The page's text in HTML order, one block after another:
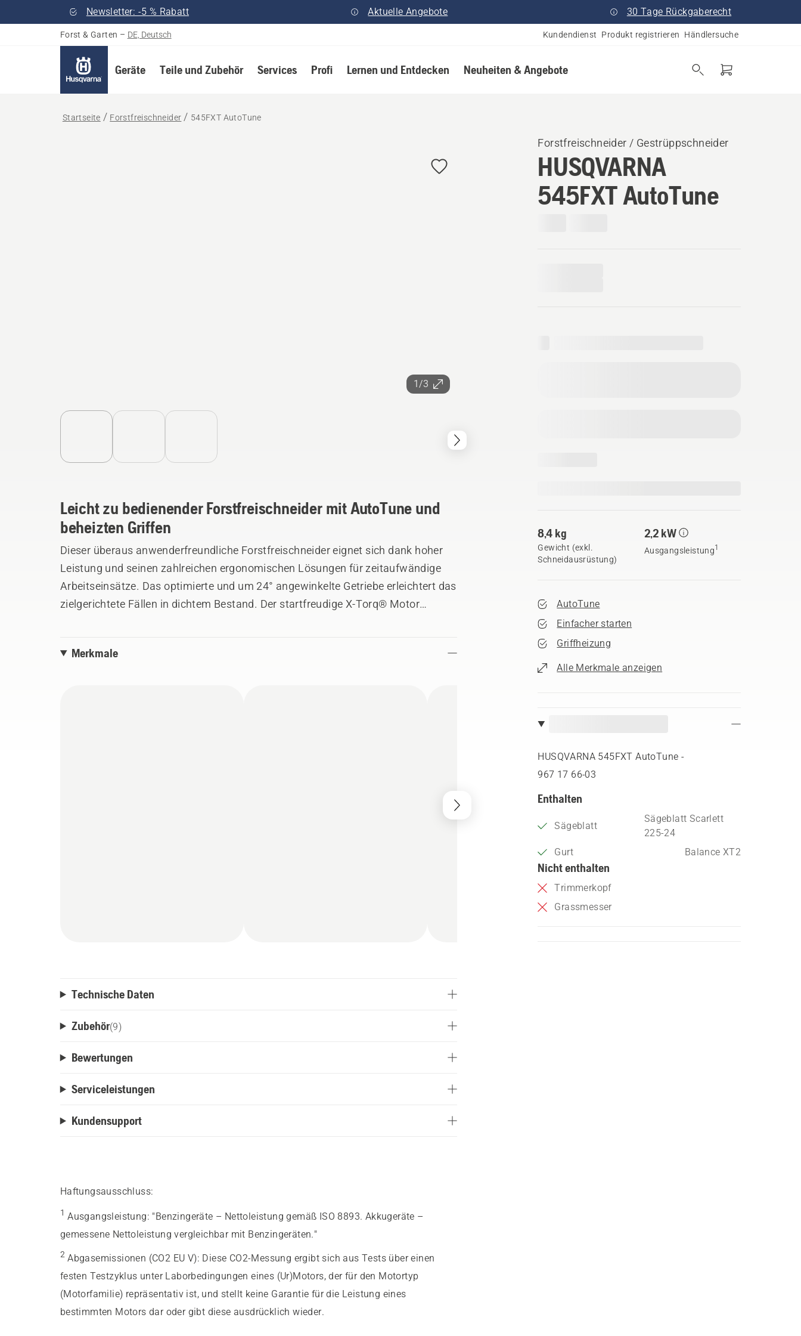
Newsletter: -5 % Rabatt Aktuelle Angebote 30 Tage Rückgaberecht
Forst & Garten – DE, Deutsch Kundendienst Produkt registrieren Händlersuche
Geräte Teile und Zubehör Services Profi Lernen und Entdecken Neuheiten & Angebote
Startseite Forstfreischneider 545FXT AutoTune
1/3
Forstfreischneider / Gestrüppschneider
HUSQVARNA
545FXT AutoTune
8,4 kg
Gewicht (exkl.
Schneidausrüstung)
2,2 kW
Ausgangsleistung1
AutoTune
Einfacher starten
Griffheizung
Alle Merkmale anzeigen
HUSQVARNA 545FXT AutoTune -
967 17 66‑03
Enthalten
Sägeblatt
Sägeblatt Scarlett
225-24
Gurt
Balance XT2
Nicht enthalten
Trimmerkopf
Grassmesser
Leicht zu bedienender Forstfreischneider mit AutoTune und
beheizten Griffen
Dieser überaus anwenderfreundliche Forstfreischneider eignet sich dank hoher
Leistung und seinen zahlreichen ergonomischen Lösungen für zeitaufwändige
Arbeitseinsätze. Das optimierte und um 24° angewinkelte Getriebe erleichtert das
zielgerichtete Fällen in dichtem Bestand. Der startfreudige X-Torq® Motor
besonders einfach starten lässt. Der Komforttragegurt Balance XT ist
Merkmale
Technische Daten
Zubehör(9)
Bewertungen
Serviceleistungen
Kundensupport
Haftungsausschluss:
1 Ausgangsleistung: "Benzingeräte – Nettoleistung gemäß ISO 8893. Akkugeräte –
gemessene Nettoleistung vergleichbar mit Benzingeräten."
2 Abgasemissionen (CO2 EU V): Diese CO2-Messung ergibt sich aus Tests über einen
festen Testzyklus unter Laborbedingungen eines (Ur)Motors, der für den Motortyp
(Motorfamilie) repräsentativ ist, und stellt keine Garantie für die Leistung eines
bestimmten Motors dar oder gibt diese ausdrücklich wieder.